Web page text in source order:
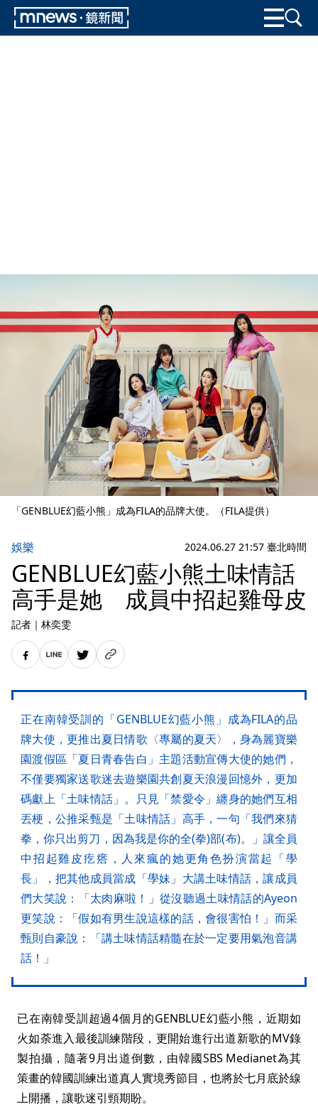
「GENBLUE幻藍小熊」成為FILA的品牌大使。（FILA提供）
娛樂 2024.06.27 21:57 臺北時間
GENBLUE幻藍小熊土味情話
高手是她 成員中招起雞母皮
記者 ｜ 林奕雯
正在南韓受訓的「GENBLUE幻藍小熊」成為FILA的品
牌大使，更推出夏日情歌〈專屬的夏天〉，身為麗寶樂
園渡假區「夏日青春告白」主題活動宣傳大使的她們，
不僅要獨家送歌迷去遊樂園共創夏天浪漫回憶外，更加
碼獻上「土味情話」。只見「禁愛令」纏身的她們互相
丟梗，公推采甄是「土味情話」高手，一句「我們來猜
拳，你只出剪刀，因為我是你的全(拳)部(布)。」讓全員
中招起雞皮疙瘩，人來瘋的她更角色扮演當起「學
長」，把其他成員當成「學妹」大講土味情話，讓成員
們大笑說：「太肉麻啦！」從沒聽過土味情話的Ayeon
更笑說：「假如有男生說這樣的話，會很害怕！」而采
甄則自豪說：「講土味情話精髓在於一定要用氣泡音講
話！」
已在南韓受訓超過4個月的GENBLUE幻藍小熊，近期如
火如荼進入最後訓練階段，更開始進行出道新歌的MV錄
製拍攝，隨著9月出道倒數，由韓國SBS Medianet為其
策畫的韓國訓練出道真人實境秀節目，也將於七月底於線
上開播，讓歌迷引頸期盼。